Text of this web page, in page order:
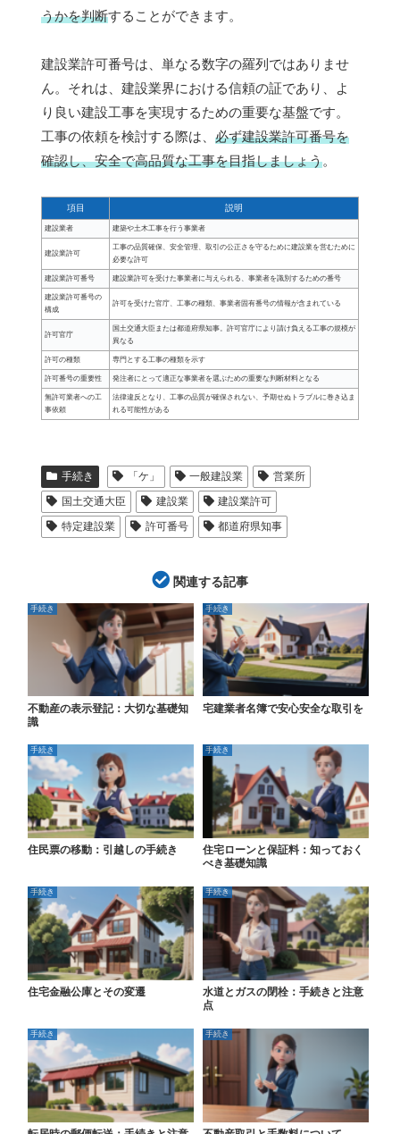
うかを判断することができます。
建設業許可番号は、単なる数字の羅列ではありませ
ん。それは、建設業界における信頼の証であり、よ
り良い建設工事を実現するための重要な基盤です。
工事の依頼を検討する際は、 必ず建設業許可番号を
確認し、安全で高品質な工事を目指しましょう。
項目 説明
建設業者 建築や土木工事を行う事業者
建設業許可
工事の品質確保、安全管理、取引の公正さを守るために建設業を営むために
必要な許可
建設業許可番号 建設業許可を受けた事業者に与えられる、事業者を識別するための番号
建設業許可番号の
構成
許可を受けた官庁、工事の種類、事業者固有番号の情報が含まれている
許可官庁
国土交通大臣または都道府県知事。許可官庁により請け負える工事の規模が
異なる
許可の種類 専門とする工事の種類を示す
許可番号の重要性 発注者にとって適正な事業者を選ぶための重要な判断材料となる
無許可業者への工
事依頼
法律違反となり、工事の品質が確保されない、予期せぬトラブルに巻き込ま
れる可能性がある
手続き 「ケ」 一般建設業
営業所
国土交通大臣
建設業
建設業許可
特定建設業
許可番号 都道府県知事
関連する記事
手続き
不動産の表示登記：大切な基礎知
識
手続き
宅建業者名簿で安心安全な取引を
手続き
住民票の移動：引越しの手続き
手続き
住宅ローンと保証料：知っておく
べき基礎知識
手続き
住宅金融公庫とその変遷
手続き
水道とガスの閉栓：手続きと注意
点
手続き 手続き